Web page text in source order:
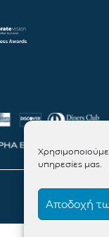
Χρησιμοποιούμε
υπηρεσίες μας.
Αποδοχή